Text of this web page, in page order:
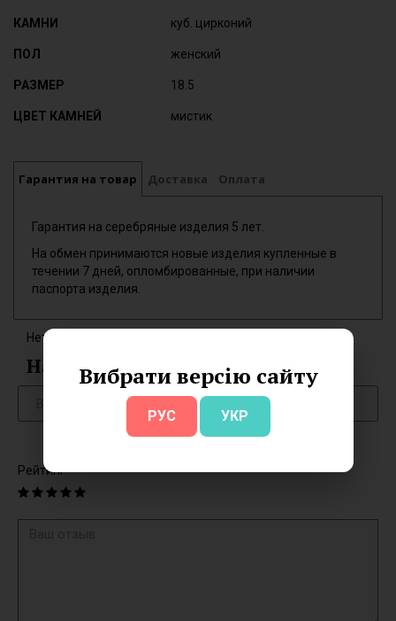
Вибрати версію сайту
РУС УКР
КАМНИ куб. цирконий
ПОЛ женский
РАЗМЕР 18.5
ЦВЕТ КАМНЕЙ мистик
Гарантия на товар Доставка Оплата
Гарантия на серебряные изделия 5 лет.
На обмен принимаются новые изделия купленные в
течении 7 дней, опломбированные, при наличии
паспорта изделия.
Нет отзывов об этом товаре.
Написать отзыв
Рейтинг